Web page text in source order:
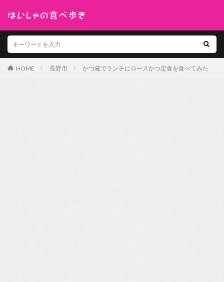
HOME 長野市 かつ蔵でランチにロースかつ定食を食べてみた